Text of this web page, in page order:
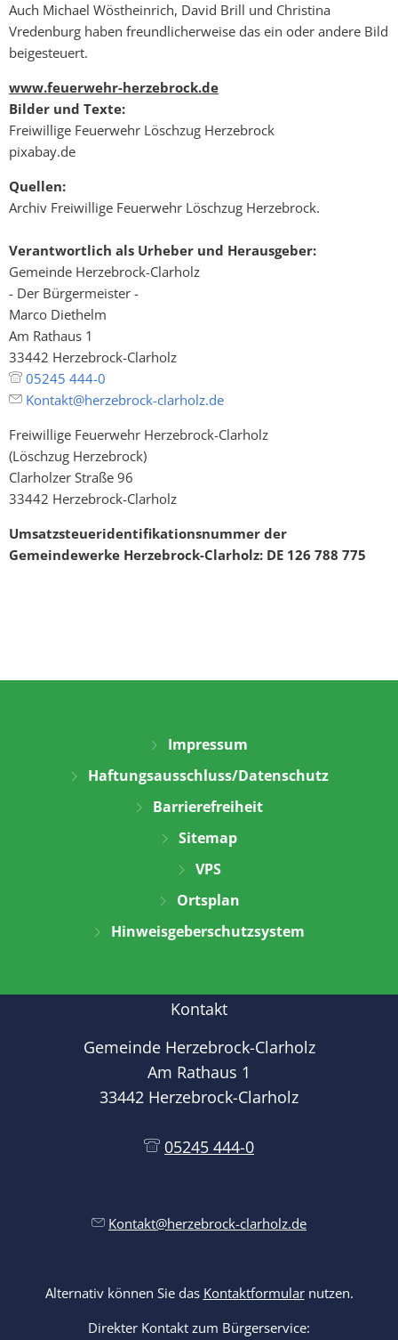
Auch Michael Wöstheinrich, David Brill und Christina
Vredenburg haben freundlicherweise das ein oder andere Bild
beigesteuert.
www.feuerwehr-herzebrock.de
Bilder und Texte:
Freiwillige Feuerwehr Löschzug Herzebrock
pixabay.de
Quellen:
Archiv Freiwillige Feuerwehr Löschzug Herzebrock.
Verantwortlich als Urheber und Herausgeber:
Gemeinde Herzebrock-Clarholz
- Der Bürgermeister -
Marco Diethelm
Am Rathaus 1
33442 Herzebrock-Clarholz
05245 444-0
Kontakt@herzebrock-clarholz.de
Freiwillige Feuerwehr Herzebrock-Clarholz
(Löschzug Herzebrock)
Clarholzer Straße 96
33442 Herzebrock-Clarholz
Umsatzsteueridentifikationsnummer der
Gemeindewerke Herzebrock-Clarholz: DE 126 788 775
Impressum
Haftungsausschluss/Datenschutz
Barrierefreiheit
Sitemap
VPS
Ortsplan
Hinweisgeberschutzsystem
Kontakt
Gemeinde Herzebrock-Clarholz
Am Rathaus 1
33442 Herzebrock-Clarholz
05245 444-0
Kontakt@herzebrock-clarholz.de
Alternativ können Sie das Kontaktformularnutzen.
Direkter Kontakt zum Bürgerservice: